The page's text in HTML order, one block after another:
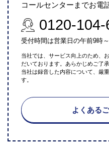
コールセンターまでお電
0120-104-
受付時間は営業日の午前9時
当社では、サービス向上のため、
だいております。あらかじめご了承
当社は録音した内容について、厳
す。
よくある